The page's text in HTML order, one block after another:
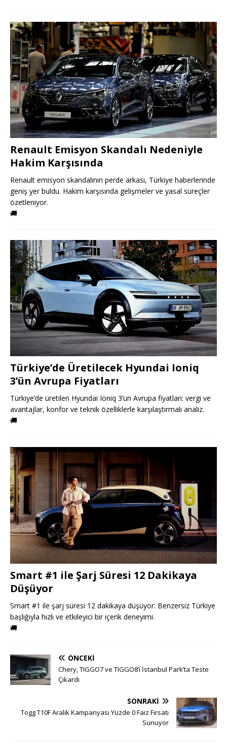
Renault Emisyon Skandalı Nedeniyle
Hakim Karşısında
Renault emisyon skandalının perde arkası, Türkiye haberlerinde
geniş yer buldu. Hakim karşısında gelişmeler ve yasal süreçler
özetleniyor.
🚚
Türkiye’de Üretilecek Hyundai Ioniq
3’ün Avrupa Fiyatları
Türkiye’de üretilen Hyundai Ioniq 3’ün Avrupa fiyatları: vergi ve
avantajlar, konfor ve teknik özelliklerle karşılaştırmalı analiz.
🚚
Smart #1 ile Şarj Süresi 12 Dakikaya
Düşüyor
Smart #1 ile şarj süresi 12 dakikaya düşüyor: Benzersiz Türkiye
başlığıyla hızlı ve etkileyici bir içerik deneyimi.
🚚
ÖNCEKI
Chery, TIGGO7 ve TIGGO8’i İstanbul Park’ta Teste
Çıkardı
SONRAKI
Togg T10F Aralık Kampanyası Yüzde 0 Faiz Fırsatı
Sunuyor